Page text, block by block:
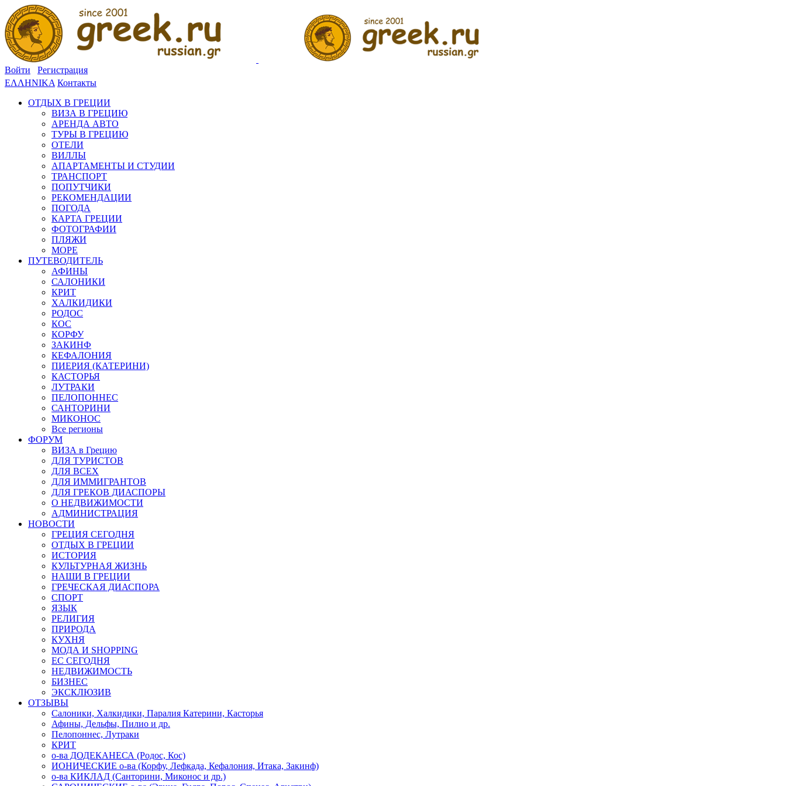
Войти
Регистрация
ΕΛΛΗΝΙΚΑ Контакты
ОТДЫХ В ГРЕЦИИ
ВИЗА В ГРЕЦИЮ
АРЕНДА АВТО
ТУРЫ В ГРЕЦИЮ
ОТЕЛИ
ВИЛЛЫ
АПАРТАМЕНТЫ И СТУДИИ
ТРАНСПОРТ
ПОПУТЧИКИ
РЕКОМЕНДАЦИИ
ПОГОДА
КАРТА ГРЕЦИИ
ФОТОГРАФИИ
ПЛЯЖИ
МОРЕ
ПУТЕВОДИТЕЛЬ
АФИНЫ
САЛОНИКИ
КРИТ
ХАЛКИДИКИ
РОДОС
КОС
КОРФУ
ЗАКИНФ
КЕФАЛОНИЯ
ПИЕРИЯ (КАТЕРИНИ)
КАСТОРЬЯ
ЛУТРАКИ
ПЕЛОПОННЕС
САНТОРИНИ
МИКОНОС
Все регионы
ФОРУМ
ВИЗА в Грецию
ДЛЯ ТУРИСТОВ
ДЛЯ ВСЕХ
ДЛЯ ИММИГРАНТОВ
ДЛЯ ГРЕКОВ ДИАСПОРЫ
О НЕДВИЖИМОСТИ
АДМИНИСТРАЦИЯ
НОВОСТИ
ГРЕЦИЯ СЕГОДНЯ
ОТДЫХ В ГРЕЦИИ
ИСТОРИЯ
КУЛЬТУРНАЯ ЖИЗНЬ
НАШИ В ГРЕЦИИ
ГРЕЧЕСКАЯ ДИАСПОРА
СПОРТ
ЯЗЫК
РЕЛИГИЯ
ПРИРОДА
КУХНЯ
МОДА И SHOPPING
ЕС СЕГОДНЯ
НЕДВИЖИМОСТЬ
БИЗНЕС
ЭКСКЛЮЗИВ
ОТЗЫВЫ
Салоники, Халкидики, Паралия Катерини, Касторья
Афины, Дельфы, Пилио и др.
Пелопоннес, Лутраки
КРИТ
о-ва ДОДЕКАНЕСА (Родос, Кос)
ИОНИЧЕСКИЕ о-ва (Корфу, Лефкада, Кефалония, Итака, Закинф)
о-ва КИКЛАД (Санторини, Миконос и др.)